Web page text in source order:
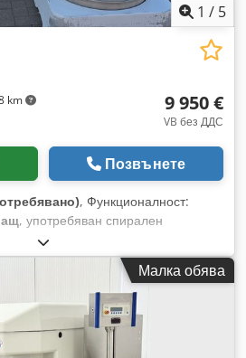
1 / 5
km 9 950 €
VB без ДДС
Позвънете
, Функционалност:
, употребяван спирален
Pfleiderer UC80, за 80 кг брашно на
(добро състояние), подвижен,
от неръждаема стомана, с 1
с до още 2 казана на
Esx Alxsk
Малка обява